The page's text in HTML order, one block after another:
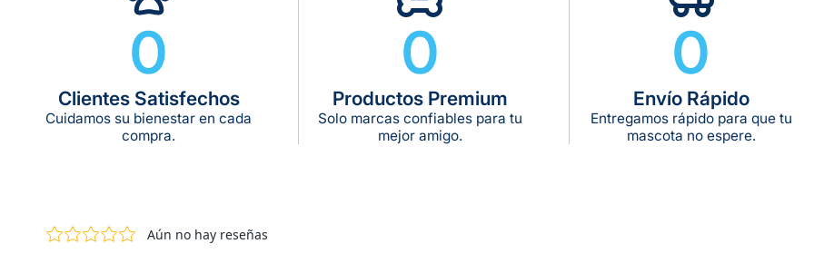
0
Clientes Satisfechos
Cuidamos su bienestar en cada
compra.
0
Productos Premium
Solo marcas confiables para tu
mejor amigo.
0
Envío Rápido
Entregamos rápido para que tu
mascota no espere.